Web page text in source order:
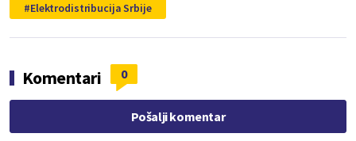
Elektrodistribucija Srbije
Komentari 0
Pošalji komentar